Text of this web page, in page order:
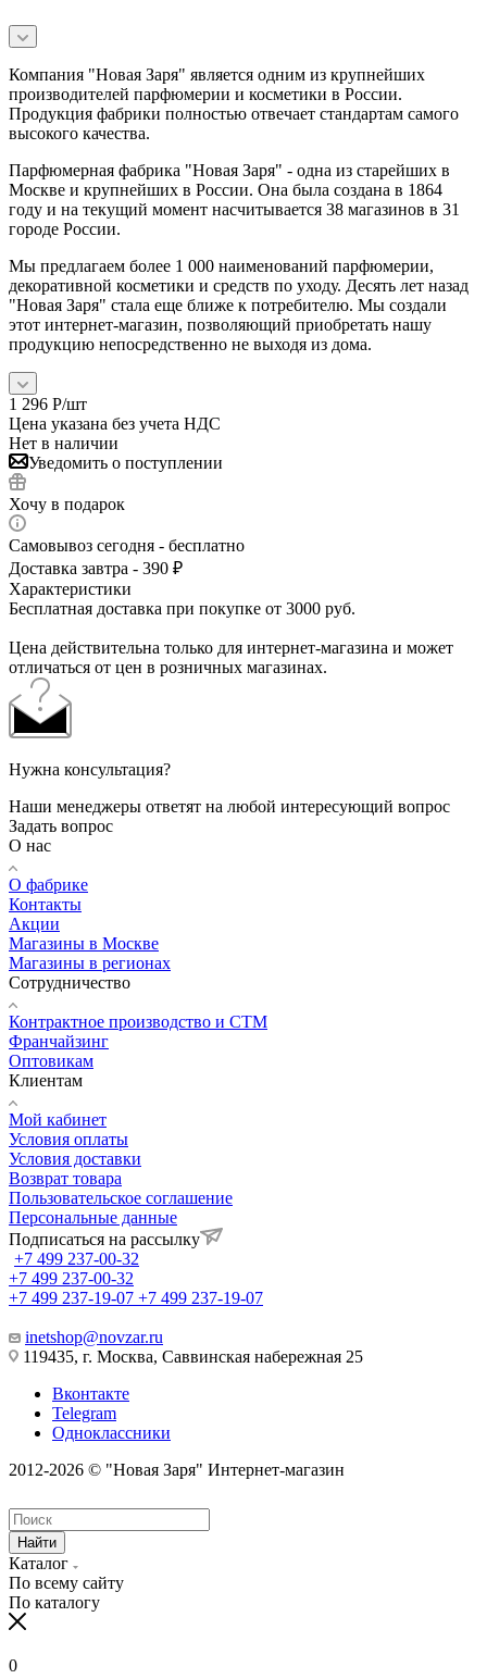
Компания "Новая Заря" является одним из крупнейших
производителей парфюмерии и косметики в России.
Продукция фабрики полностью отвечает стандартам самого
высокого качества.
Парфюмерная фабрика "Новая Заря" - одна из старейших в
Москве и крупнейших в России. Она была создана в 1864
году и на текущий момент насчитывается 38 магазинов в 31
городе России.
Мы предлагаем более 1 000 наименований парфюмерии,
декоративной косметики и средств по уходу. Десять лет назад
"Новая Заря" стала еще ближе к потребителю. Мы создали
этот интернет-магазин, позволяющий приобретать нашу
продукцию непосредственно не выходя из дома.
1 296 Р/шт
Цена указана без учета НДС
Нет в наличии
Уведомить о поступлении
Хочу в подарок
Самовывоз сегодня - бесплатно
Доставка завтра - 390 ₽
Характеристики
Бесплатная доставка при покупке от 3000 руб.
Цена действительна только для интернет-магазина и может
отличаться от цен в розничных магазинах.
Нужна консультация?
Наши менеджеры ответят на любой интересующий вопрос
Задать вопрос
О нас
О фабрике
Контакты
Акции
Магазины в Москве
Магазины в регионах
Сотрудничество
Контрактное производство и СТМ
Франчайзинг
Оптовикам
Клиентам
Мой кабинет
Условия оплаты
Условия доставки
Возврат товара
Пользовательское соглашение
Персональные данные
Подписаться на рассылку
+7 499 237-00-32
+7 499 237-00-32
+7 499 237-19-07 +7 499 237-19-07
inetshop@novzar.ru
119435, г. Москва, Саввинская набережная 25
Вконтакте
Telegram
Одноклассники
2012-2026 © "Новая Заря" Интернет-магазин
Найти
Каталог
По всему сайту
По каталогу
0